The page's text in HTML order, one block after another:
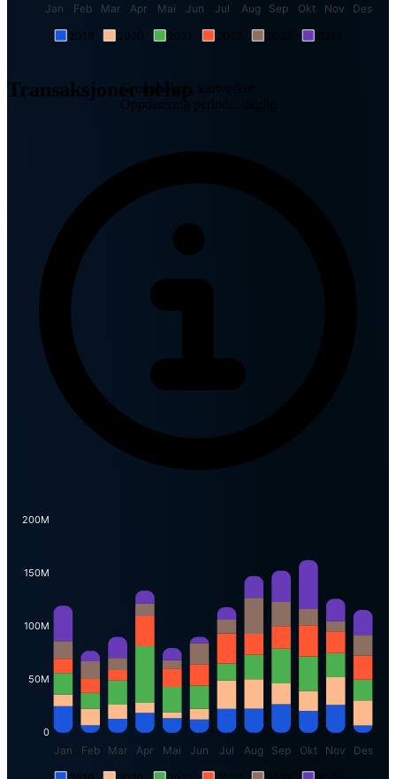
2019 2020 2021
Jan Feb Mar Apr Mai Jun Jul Aug Sep Okt Nov Des
Transaksjoner beløp
Grunnboken, kartverket
Oppdatering periode: daglig
200M
150M
100M
50M
0
Jan Feb Mar Apr Mai Jun Jul Aug Sep Okt Nov Des